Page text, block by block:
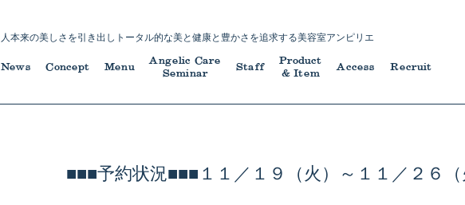
人本来の美しさを引き出し トータル的な美と健康と豊かさを追求する美容室アンピリエ
News Concept Menu
Angelic Care
Seminar
Staff
Product
& Item
Access Recruit
■■■予約状況■■■１１／１９（火）～１１／２６